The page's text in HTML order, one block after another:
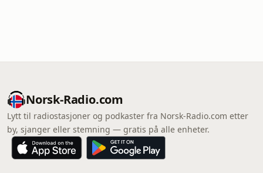
Norsk-Radio.com
Lytt til radiostasjoner og podkaster fra Norsk-Radio.com etter
by, sjanger eller stemning — gratis på alle enheter.